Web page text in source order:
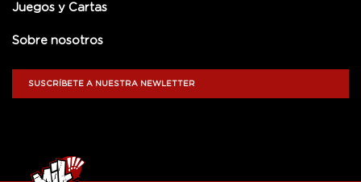
Juegos y Cartas
Sobre nosotros
SUSCRÍBETE A NUESTRA NEWLETTER